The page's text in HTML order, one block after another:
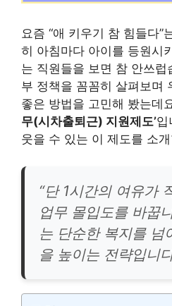
요즘 “애 키우기 참 힘들다”
히 아침마다 아이를 등원시
는 직원들을 보면 참 안쓰럽
부 정책을 꼼꼼히 살펴보며
좋은 방법을 고민해 봤는데
무(시차출퇴근) 지원제도’입
웃을 수 있는 이 제도를 소
“단 1시간의 여유가
업무 몰입도를 바꿉
는 단순한 복지를 넘
을 높이는 전략입니